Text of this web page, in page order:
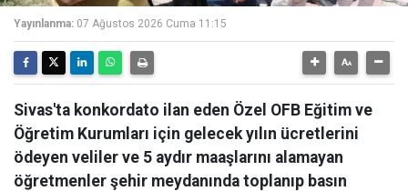
Yayınlanma: 07 Ağustos 2026 Cuma 11:15
Sivas'ta konkordato ilan eden Özel OFB Eğitim ve
Öğretim Kurumları için gelecek yılın ücretlerini
ödeyen veliler ve 5 aydır maaşlarını alamayan
öğretmenler şehir meydanında toplanıp basın